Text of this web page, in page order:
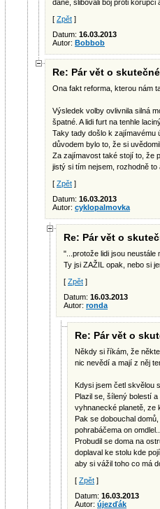
daně, slibovali boj proti
[ Zpět ]
Datum: 16.03.2013
Autor: Bobbob
Re: Pár vět o
Ona fakt reforma, kterou nám
Výsledek volby ovlivnila silná
špatné. A lidi furt na tenhle
Taky tady došlo k zajímavému
důvodem bylo to, že si
Za zajímavost také stojí to, že
jistý si tím nejsem, rozhodně to
[ Zpět ]
Datum: 16.03.2013
Autor: cyklopalmovka
Re: Pár vět o
"...protože lidi jsou neustále
Ty jsi ZAŽIL opak, nebo si
[ Zpět ]
Datum: 16.03.2013
Autor: ronda
Re: Pár vět o
Někdy si říkám, že
nic nevědí a mají z něj
Kdysi jsem četl skvělou
Plazil se, šílený bolestí
vyhnanecké planetě, ze
Pak se dobouchal
pohrabáčema on omdlel..
Probudil se doma na
doplaval ke stolu kde
aby si vážil toho co má
[ Zpět ]
Datum: 16.03.2013
Autor: újezďák